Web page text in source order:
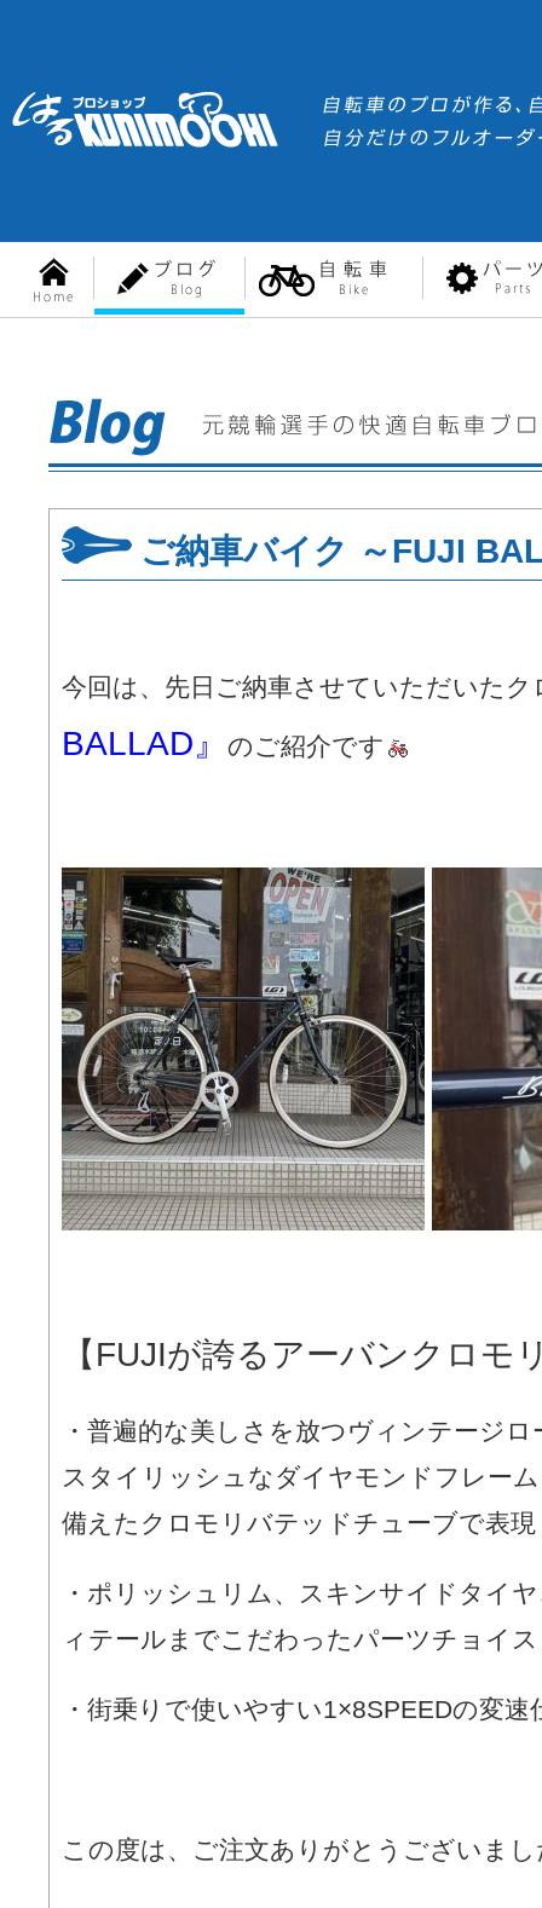
ご納車バイク ～FUJI
今回は、先日ご納車させていただいた
BALLAD』 のご紹介です
【FUJIが誇るアーバンクロモ
・普遍的な美しさを放つヴィンテージ
スタイリッシュなダイヤモンドフレー
備えたクロモリバテッドチューブで表現
・ポリッシュリム、スキンサイドタイ
ィテールまでこだわったパーツチョイス
・街乗りで使いやすい1×8SPEEDの変速
この度は、ご注文ありがとうございまし